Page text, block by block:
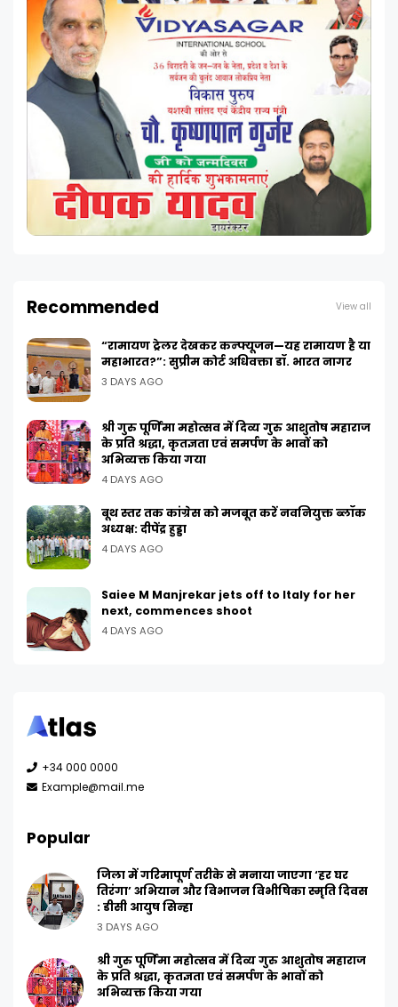
Recommended View all
“रामायण ट्रेलर देखकर कन्फ्यूजन—यह रामायण है या
महाभारत?”: सुप्रीम कोर्ट अधिवक्ता डॉ. भारत नागर
3 DAYS AGO
श्री गुरु पूर्णिमा महोत्सव में दिव्य गुरु आशुतोष महाराज
के प्रति श्रद्धा, कृतज्ञता एवं समर्पण के भावों को
अभिव्यक्त किया गया
4 DAYS AGO
बूथ स्तर तक कांग्रेस को मजबूत करें नवनियुक्त ब्लॉक
अध्यक्ष: दीपेंद्र हुड्डा
4 DAYS AGO
Saiee M Manjrekar jets off to Italy for her
next, commences shoot
4 DAYS AGO
+34 000 0000
Example@mail.me
Popular
जिला में गरिमापूर्ण तरीके से मनाया जाएगा ‘हर घर
तिरंगा’ अभियान और विभाजन विभीषिका स्मृति दिवस
: डीसी आयुष सिन्हा
3 DAYS AGO
श्री गुरु पूर्णिमा महोत्सव में दिव्य गुरु आशुतोष महाराज
के प्रति श्रद्धा, कृतज्ञता एवं समर्पण के भावों को
अभिव्यक्त किया गया